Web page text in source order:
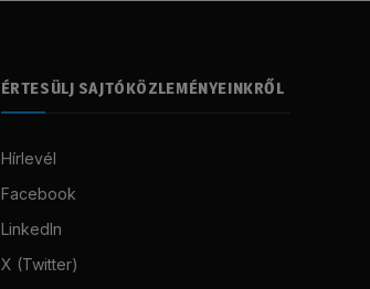
ÉRTESÜLJ SAJTÓKÖZLEMÉNYEINKRŐL
Hírlevél
Facebook
LinkedIn
X (Twitter)